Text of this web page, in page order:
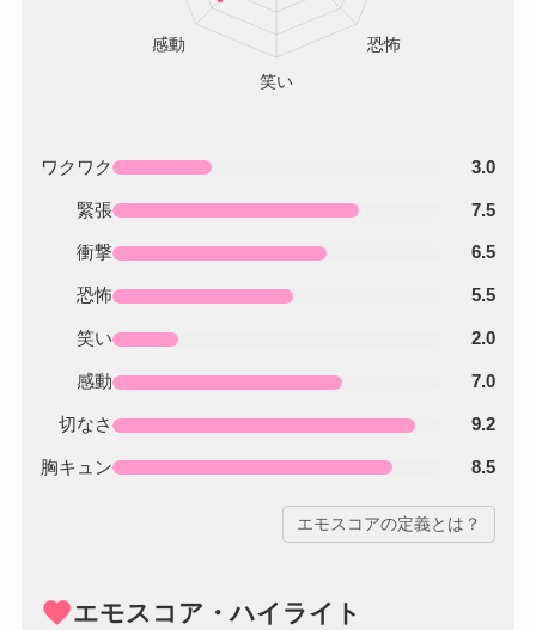
ワクワク 3.0
緊張 7.5
衝撃 6.5
恐怖 5.5
笑い 2.0
感動 7.0
切なさ 9.2
胸キュン 8.5
エモスコアの定義とは？
favoriteエモスコア・ハイライト